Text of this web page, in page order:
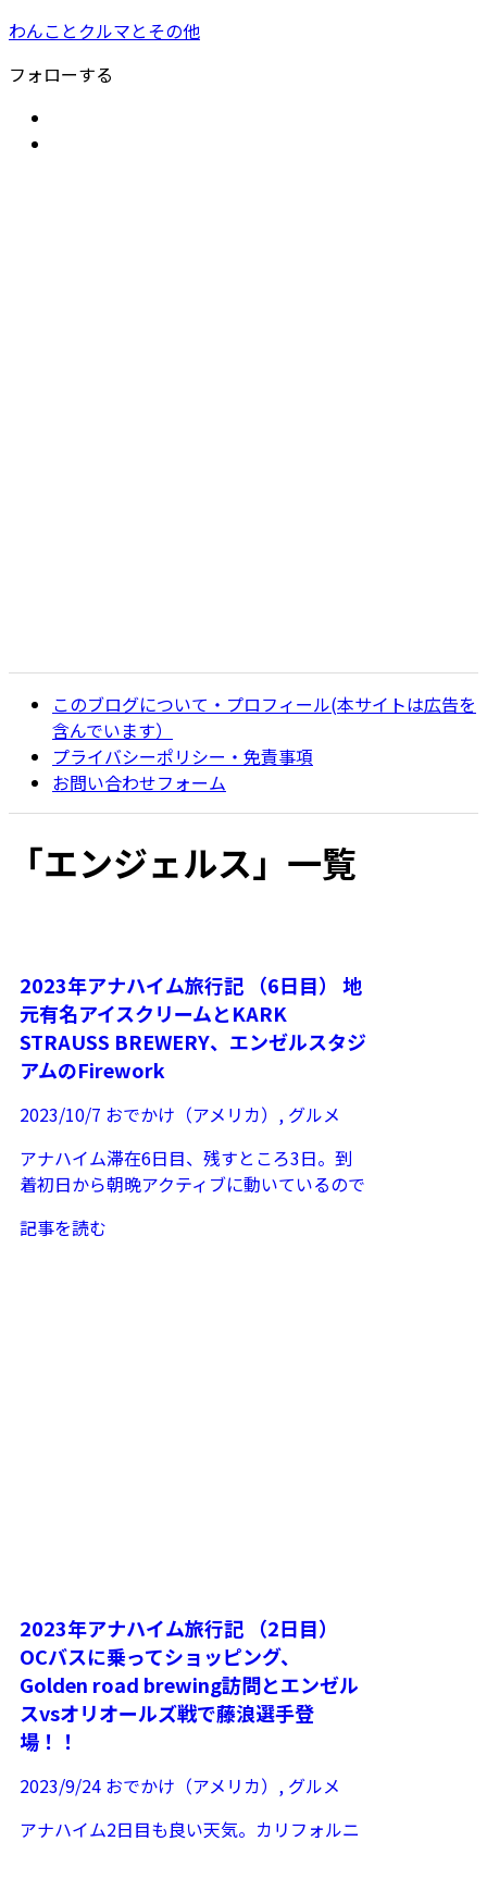
わんことクルマとその他
フォローする
このブログについて・プロフィール(本サイトは広告を
含んでいます）
プライバシーポリシー・免責事項
お問い合わせフォーム
「エンジェルス」 一覧
2023年アナハイム旅行記 （6日目） 地
元有名アイスクリームとKARK
STRAUSS BREWERY、エンゼルスタジ
アムのFirework
2023/10/7 おでかけ（アメリカ） , グルメ
アナハイム滞在6日目、残すところ3日。到
着初日から朝晩アクティブに動いているので
の9月初めは朝晩は...
記事を読む
2023年アナハイム旅行記 （2日目）
OCバスに乗ってショッピング、
Golden road brewing訪問とエンゼル
スvsオリオールズ戦で藤浪選手登
場！！
2023/9/24 おでかけ（アメリカ） , グルメ
アナハイム2日目も良い天気。カリフォルニ